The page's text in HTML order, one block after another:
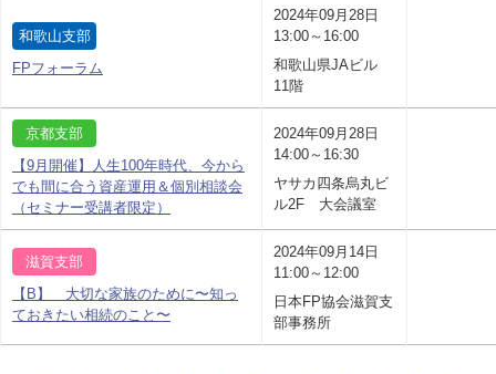
和歌山支部
FPフォーラム
2024年09月28日
13:00～16:00
和歌山県JAビル
11階
京都支部
【9月開催】人生100年時代、今から
でも間に合う資産運用＆個別相談会
（セミナー受講者限定）
2024年09月28日
14:00～16:30
ヤサカ四条烏丸ビ
ル2F 大会議室
滋賀支部
【B】 大切な家族のために〜知っ
ておきたい相続のこと〜
2024年09月14日
11:00～12:00
日本FP協会滋賀支
部事務所